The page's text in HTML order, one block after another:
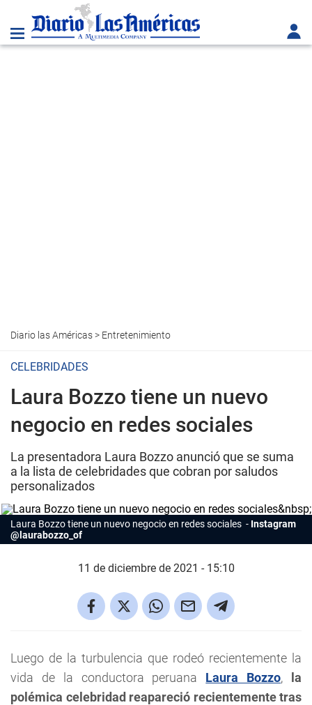
Diario las Américas> Entretenimiento
CELEBRIDADES
Laura Bozzo tiene un nuevo
negocio en redes sociales
La presentadora Laura Bozzo anunció que se suma
a la lista de celebridades que cobran por saludos
personalizados
Laura Bozzo tiene un nuevo negocio en redes sociales
Instagram
@laurabozzo_of
11 de diciembre de 2021 - 15:10
Luego de la turbulencia que rodeó recientemente la
vida de la conductora peruana Laura Bozzo,
la
polémica celebridad reapareció recientemente tras